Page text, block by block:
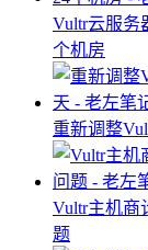
Vultr云服务
个机房
重新调整
Vultr主机商
题